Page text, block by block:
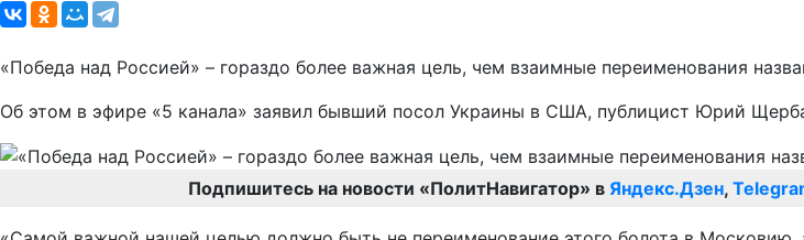
«Победа над Россией» – гораздо более важная цель, чем взаимные переименования
Об этом в эфире «5 канала» заявил бывший посол Украины в США, публицист Юрий
Подпишитесь на новости «ПолитНавигатор» в Яндекс.Дзен,